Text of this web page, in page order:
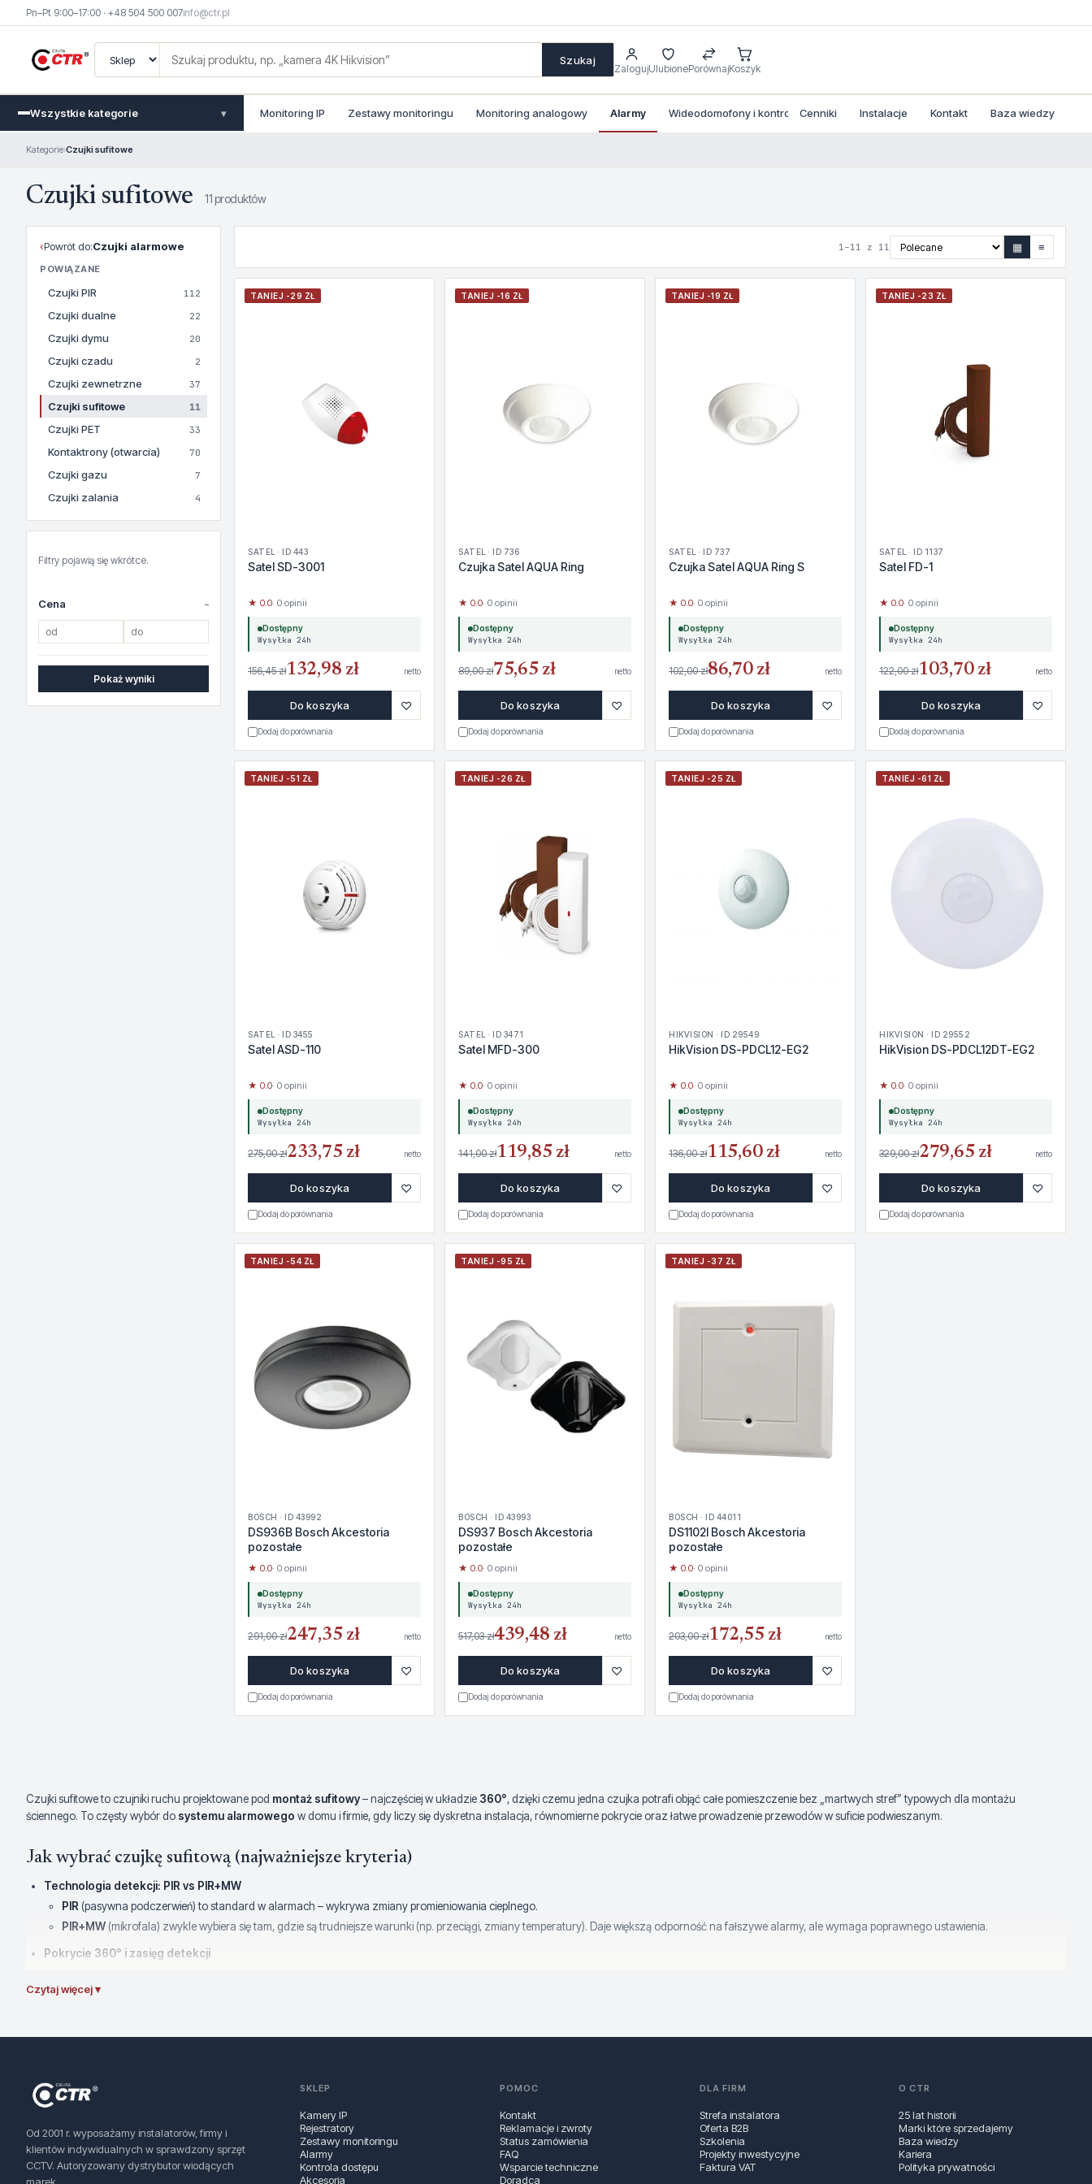
Pn–Pt 9:00–17:00 · +48 504 500 007info@ctr.pl
Szukaj
ZalogujUlubionePorównajKoszyk
Wszystkie kategorie ▾ Monitoring IP Zestawy monitoringu Monitoring analogowy Alarmy Wideodomofony i kontrola dostepu
Cenniki Instalacje Kontakt Baza wiedzy
Kategorie›Czujki sufitowe
Czujki sufitowe 11 produktów
‹Powrót do:Czujki alarmowe
POWIĄZANE
Czujki PIR 112
Czujki dualne 22
Czujki dymu 20
Czujki czadu 2
Czujki zewnetrzne 37
Czujki sufitowe 11
Czujki PET 33
Kontaktrony (otwarcia) 70
Czujki gazu 7
Czujki zalania 4
Filtry pojawią się wkrótce.
Cena
Pokaż wyniki
1–11 z 11 ▦ ≡
TANIEJ -29 ZŁ
SATEL · ID 443
Satel SD-3001
★ 0.0· 0 opinii
Dostępny
Wysyłka 24h
156,45 zł132,98 zł netto
Do koszyka ♡
Dodaj do porównania
TANIEJ -16 ZŁ
SATEL · ID 736
Czujka Satel AQUA Ring
★ 0.0· 0 opinii
Dostępny
Wysyłka 24h
89,00 zł75,65 zł netto
Do koszyka ♡
Dodaj do porównania
TANIEJ -19 ZŁ
SATEL · ID 737
Czujka Satel AQUA Ring S
★ 0.0· 0 opinii
Dostępny
Wysyłka 24h
102,00 zł86,70 zł netto
Do koszyka ♡
Dodaj do porównania
TANIEJ -23 ZŁ
SATEL · ID 1137
Satel FD-1
★ 0.0· 0 opinii
Dostępny
Wysyłka 24h
122,00 zł103,70 zł netto
Do koszyka ♡
Dodaj do porównania
TANIEJ -51 ZŁ
SATEL · ID 3455
Satel ASD-110
★ 0.0· 0 opinii
Dostępny
Wysyłka 24h
275,00 zł233,75 zł netto
Do koszyka ♡
Dodaj do porównania
TANIEJ -26 ZŁ
SATEL · ID 3471
Satel MFD-300
★ 0.0· 0 opinii
Dostępny
Wysyłka 24h
141,00 zł119,85 zł netto
Do koszyka ♡
Dodaj do porównania
TANIEJ -25 ZŁ
HIKVISION · ID 29549
HikVision DS-PDCL12-EG2
★ 0.0· 0 opinii
Dostępny
Wysyłka 24h
136,00 zł115,60 zł netto
Do koszyka ♡
Dodaj do porównania
TANIEJ -61 ZŁ
HIKVISION · ID 29552
HikVision DS-PDCL12DT-EG2
★ 0.0· 0 opinii
Dostępny
Wysyłka 24h
329,00 zł279,65 zł netto
Do koszyka ♡
Dodaj do porównania
TANIEJ -54 ZŁ
BOSCH · ID 43992
DS936B Bosch Akcestoria
pozostałe
★ 0.0· 0 opinii
Dostępny
Wysyłka 24h
291,00 zł247,35 zł netto
Do koszyka ♡
Dodaj do porównania
TANIEJ -95 ZŁ
BOSCH · ID 43993
DS937 Bosch Akcestoria
pozostałe
★ 0.0· 0 opinii
Dostępny
Wysyłka 24h
517,03 zł439,48 zł netto
Do koszyka ♡
Dodaj do porównania
TANIEJ -37 ZŁ
BOSCH · ID 44011
DS1102I Bosch Akcestoria
pozostałe
★ 0.0· 0 opinii
Dostępny
Wysyłka 24h
203,00 zł172,55 zł netto
Do koszyka ♡
Dodaj do porównania
Czujki sufitowe to czujniki ruchu projektowane pod montaż sufitowy– najczęściej w układzie 360°, dzięki czemu jedna czujka potrafi objąć całe pomieszczenie bez „martwych stref” typowych dla montażu
ściennego. To częsty wybór do systemu alarmowego w domu i firmie, gdy liczy się dyskretna instalacja, równomierne pokrycie oraz łatwe prowadzenie przewodów w suficie podwieszanym.
Jak wybrać czujkę sufitową (najważniejsze kryteria)
Technologia detekcji: PIR vs PIR+MW
PIR (pasywna podczerwień) to standard w alarmach – wykrywa zmiany promieniowania cieplnego.
PIR+MW (mikrofala) zwykle wybiera się tam, gdzie są trudniejsze warunki (np. przeciągi, zmiany temperatury). Daje większą odporność na fałszywe alarmy, ale wymaga poprawnego ustawienia.
Pokrycie 360° i zasięg detekcji
Klasa zabezpieczenia (EN 50131): Grade 2 / Grade 3
Do większości domów i małych firm typowo wybiera sięGrade 2 . Wyższe wymagania (np. obiekty o podwyższonym ryzyku) mogą kierować w stronę
– zależnie od projektu i wymagań
ubezpieczyciela.
Elementy poprawiające detekcję
podwójny pyroelement czy cyfrowe algorytmy detekcji – traktuj je jako wsparcie stabilności pracy, ale zawsze dobieraj czujkę do warunków pomieszczenia.
Czytaj więcej ▾
Od 2001 r. wyposażamy instalatorów, firmy i
klientów indywidualnych w sprawdzony sprzęt
CCTV. Autoryzowany dystrybutor wiodących
SKLEP
Kamery IP
Rejestratory
Zestawy monitoringu
Alarmy
Kontrola dostępu
Akcesoria
POMOC
Kontakt
Reklamacje i zwroty
Status zamówienia
FAQ
Wsparcie techniczne
Doradca
DLA FIRM
Strefa instalatora
Oferta B2B
Szkolenia
Projekty inwestycyjne
Faktura VAT
O CTR
25 lat historii
Marki które sprzedajemy
Baza wiedzy
Kariera
Polityka prywatności